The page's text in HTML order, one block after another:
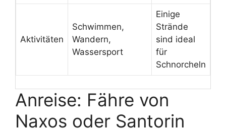
Aktivitäten
Schwimmen,
Wandern,
Wassersport
Einige
Strände
sind ideal
für
Schnorcheln
Anreise: Fähre von
Naxos oder Santorin